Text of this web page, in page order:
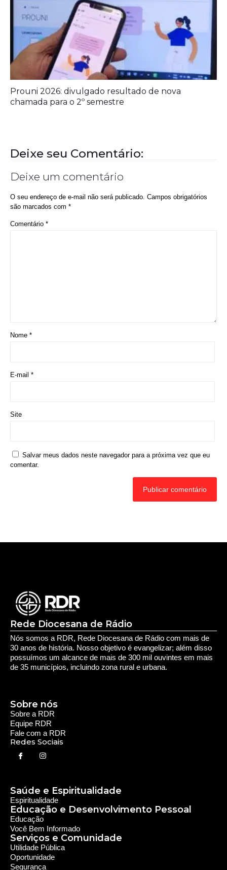
Prouni 2026: divulgado resultado de nova
chamada para o 2º semestre
Deixe seu Comentário:
Deixe um comentário
O seu endereço de e-mail não será publicado. Campos obrigatórios
são marcados com *
Comentário *
Nome *
E-mail *
Site
Salvar meus dados neste navegador para a próxima vez que eu
comentar.
Rede Diocesana de Rádio
Nós somos a RDR, Rede Diocesana de Rádio com mais de
30 anos de história. Nosso objetivo é evangelizar; além disso
possuímos um alcance de mais de 300 mil ouvintes em mais
de 35 municípios, incluindo zona rural e urbana.
Sobre a RDR
Equipe RDR
Fale com a RDR
Redes Sociais
Sobre nós
Saúde e Espiritualidade
Espiritualidade
Educação e Desenvolvimento Pessoal
Educação
Você Bem Informado
Serviços e Comunidade
Utilidade Pública
Oportunidade
Segurança